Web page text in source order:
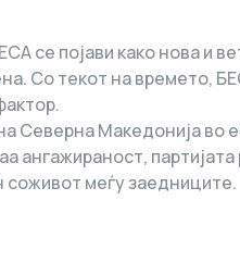
се појави како нова и
Со текот на времето,
Северна Македонија во
ангажираност,
меѓу заедниците.